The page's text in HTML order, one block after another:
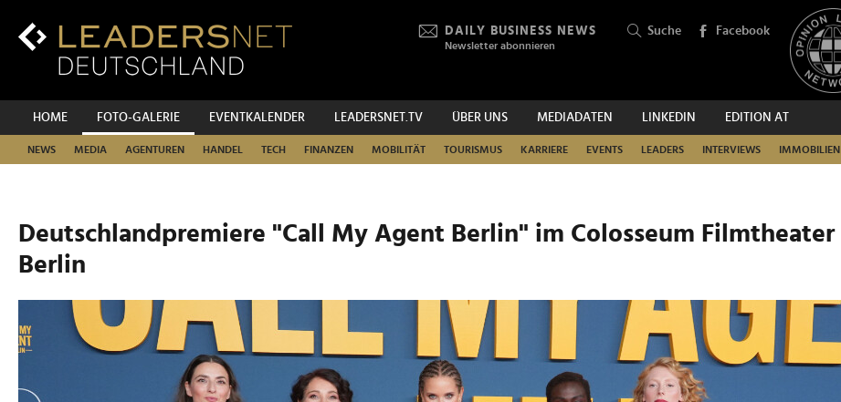
Inhalt
Hauptnavigation
DAILY BUSINESS NEWS
Newsletter abonnieren
Suche Facebook
HOME FOTO-GALERIE EVENTKALENDER LEADERSNET.TV ÜBER UNS MEDIADATEN LINKEDIN EDITION AT
NEWS MEDIA AGENTUREN HANDEL TECH FINANZEN MOBILITÄT TOURISMUS KARRIERE EVENTS LEADERS INTERVIEWS IMMOBILIEN
SUCHEN
Deutschlandpremiere "Call My Agent Berlin" im Colosseum Filmtheater
Berlin